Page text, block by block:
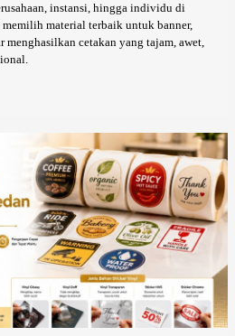
instansi, hingga individu di
material terbaik untuk banner,
menghasilkan cetakan yang tajam, awet,